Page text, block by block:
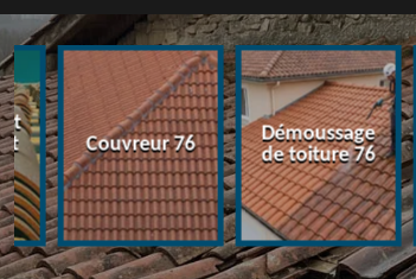
Couvreur 76
Démoussage
de toiture 76